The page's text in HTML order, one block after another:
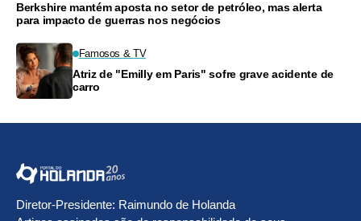
Berkshire mantém aposta no setor de petróleo, mas alerta
para impacto de guerras nos negócios
Famosos & TV
Atriz de "Emilly em Paris" sofre grave acidente de
carro
Diretor-Presidente: Raimundo de Holanda